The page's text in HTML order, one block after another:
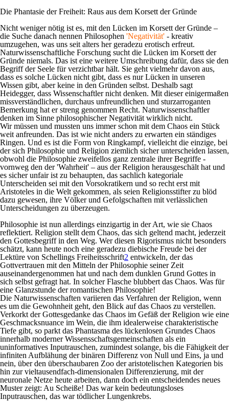
Die Phantasie der Freiheit: Raus aus dem Korsett der Gründe
Nicht weniger nötig ist es, mit den Lücken im Korsett der Gründe –
die Suche danach nennen Philosophen 'Negativität' - kreativ
umzugehen, was uns seit alters her geradezu erotisch erfreut.
Naturwissenschaftliche Forschung sucht die Lücken im Korsett der
Gründe niemals. Das ist eine weitere Umschreibung dafür, dass sie den
Begriff der Seele für verzichtbar hält. Sie geht vielmehr davon aus,
dass es solche Lücken nicht gibt, dass es nur Lücken in unseren
Wissen gibt, aber keine in den Gründen selbst. Deshalb sagt
Heidegger, dass Wissenschaftler nicht denken. Mit dieser einigermaßen
missverständlichen, durchaus unfreundlichen und sturzarroganten
Bemerkung hat er streng genommen Recht. Naturwissenschaftler
denken im Sinne philosophischer Negativität wirklich nicht.
Wir müssen und mussten uns immer schon mit dem Chaos ein Stück
weit anfreunden. Das ist wie nicht anders zu erwarten ein ständiges
Ringen. Und es ist die Form von Ringkampf, vielleicht die einzige, bei
der sich Philosophie und Religion ziemlich sicher unterscheiden lassen,
obwohl die Philosophie zweifellos ganz zentrale ihrer Begriffe -
vornweg den der 'Wahrheit' – aus der Religion herausgeschält hat und
es sicher unfair ist zu behaupten, das sachlich kategoriale
Unterscheiden sei mit den Vorsokratikern und so recht erst mit
Aristoteles in die Welt gekommen, als seien Religionsstifter zu blöd
dazu gewesen, ihre Völker und Gefolgschaften mit verlässlichen
Unterscheidungen zu überzeugen.
Philosophie ist nun allerdings einzigartig in der Art, wie sie Chaos
reflektiert. Religion stellt dem Chaos, das sich geltend macht, jederzeit
den Gottesbegriff in den Weg. Wer diesen Rigorismus nicht besonders
schätzt, kann heute noch eine geradezu diebische Freude bei der
Lektüre von Schellings Freiheitsschrift2 entwickeln, der das
Gottvertrauen mit den Mitteln der Philosophie seiner Zeit
auseinandergenommen hat und nach dem dunklen Grund Gottes in
sich selbst gefragt hat. In solcher Flasche blubbert das Chaos. Was für
eine Glanzstunde der romantischen Philosophie!
Die Naturwissenschaften variieren das Verfahren der Religion, wenn
es um die Gewohnheit geht, den Blick auf das Chaos zu verstellen.
Verkorkt der Gottesgedanke das Chaos im Gefäß der Religion wie eine
Geschmacksnuance im Wein, die ihm idealerweise charakteristische
Tiefe gibt, so parkt das Phantasma des lückenlosen Grundes Chaos
innerhalb moderner Wissensschaftsgemein­schaf­ten als ein
uninformatives Inputrauschen, zumindest solange, bis die Fähigkeit der
infiniten Aufblähung der binären Differenz von Null und Eins, ja und
nein, über den überschaubaren Zoo der aristotelischen Kategorien bis
hin zur vieltausendfach-dimensionalen Differenzierung, mit der
neuronale Netze heute arbeiten, dann doch ein entscheidendes neues
Muster zeigt: Au Scheiße! Das war kein bedeutungsloses
Inputrauschen, das war tödlicher Lungenkrebs.